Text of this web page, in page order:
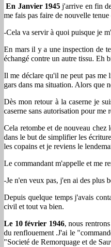
En Janvier 1945j'arrive en fin de
me fais pas faire de nouvelle tenue
-Cela va servir à quoi puisque je
En mars il y a une inspection de
échangé contre un autre tissu. Eh
Il me déclare qu'il ne peut pas
gars dans ma situation. Alors que
Dès mon retour à la caserne je
caserne sans autorisation pour
Cela retombe et de nouveau
dans le but de simplifier les
les copains et je reviens le
Le commandant m'appelle et me
-Je n'en veux pas, j'en ai des plus
Depuis quelque temps j'avais
civil et tout va bien.
Le 10 février 1946, nous
du renflouement .J'ai le
"Societé de Remorquage et de